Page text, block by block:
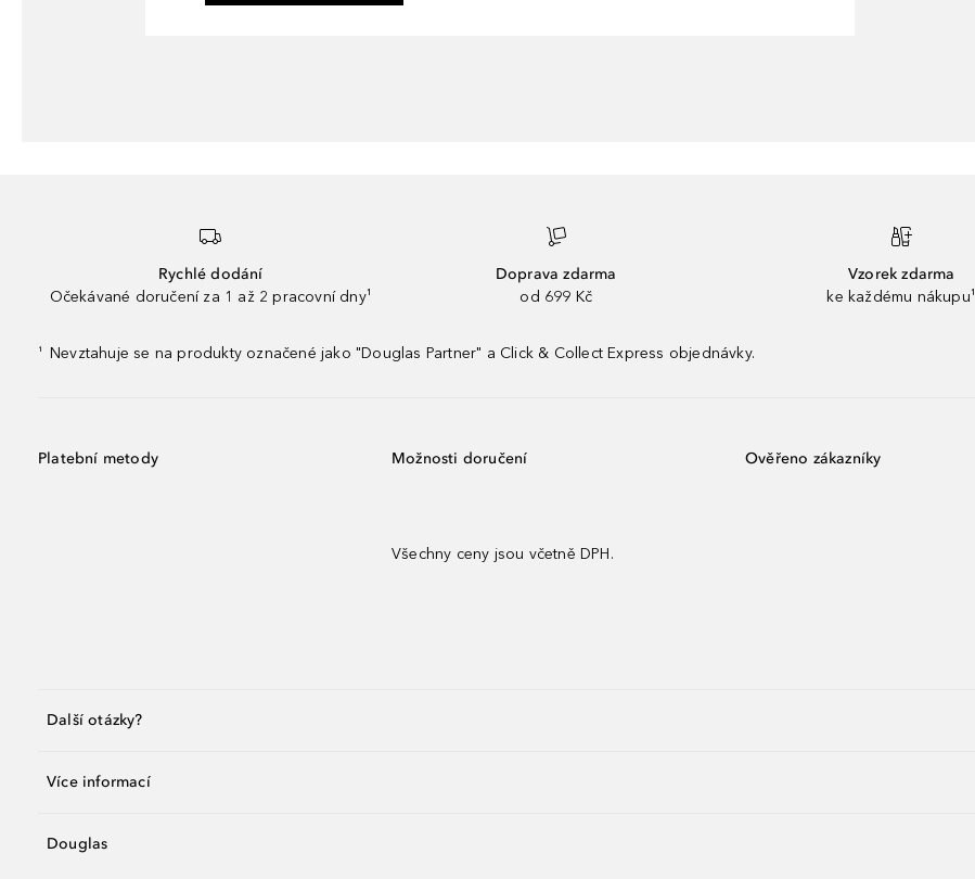
Rychlé dodání
Očekávané doručení za 1 až 2 pracovní dny¹
Doprava zdarma
od 699 Kč
Vzorek zdarma
ke každému nákupu¹
¹ Nevztahuje se na produkty označené jako "Douglas Partner" a Click & Collect Express objednávky.
Platební metody Možnosti doručení
Všechny ceny jsou včetně DPH.
Ověřeno zákazníky
Další otázky?
Více informací
Douglas